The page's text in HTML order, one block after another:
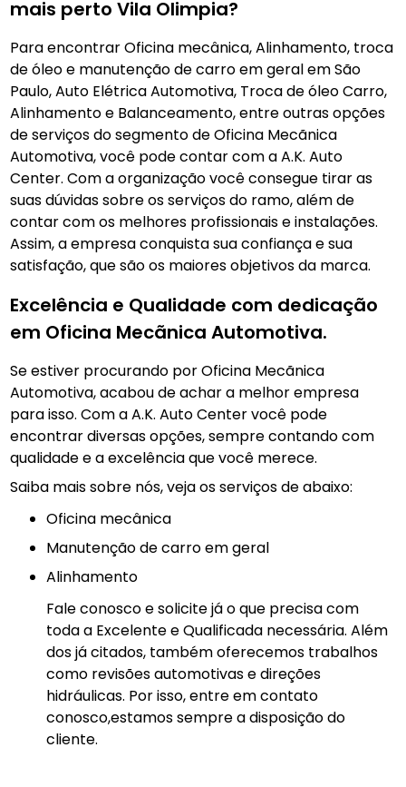
mais perto Vila Olimpia?
Para encontrar Oficina mecânica, Alinhamento, troca
de óleo e manutenção de carro em geral em São
Paulo, Auto Elétrica Automotiva, Troca de óleo Carro,
Alinhamento e Balanceamento, entre outras opções
de serviços do segmento de Oficina Mecãnica
Automotiva, você pode contar com a A.K. Auto
Center. Com a organização você consegue tirar as
suas dúvidas sobre os serviços do ramo, além de
contar com os melhores profissionais e instalações.
Assim, a empresa conquista sua confiança e sua
satisfação, que são os maiores objetivos da marca.
Excelência e Qualidade com dedicação
em Oficina Mecãnica Automotiva.
Se estiver procurando por Oficina Mecãnica
Automotiva, acabou de achar a melhor empresa
para isso. Com a A.K. Auto Center você pode
encontrar diversas opções, sempre contando com
qualidade e a excelência que você merece.
Saiba mais sobre nós, veja os serviços de abaixo:
Oficina mecânica
manutenção de carro em geral
Alinhamento
Fale conosco e solicite já o que precisa com
toda a Excelente e Qualificada necessária. Além
dos já citados, também oferecemos trabalhos
como revisões automotivas e direções
hidráulicas. Por isso, entre em contato
conosco,estamos sempre a disposição do
cliente.